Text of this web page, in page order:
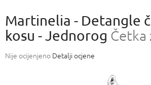
Martinelia - Detangle
kosu - Jednorog Četka
Prosječna
Nije ocijenjeno Detalji ocjene